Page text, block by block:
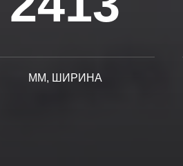
ММ, ШИРИНА